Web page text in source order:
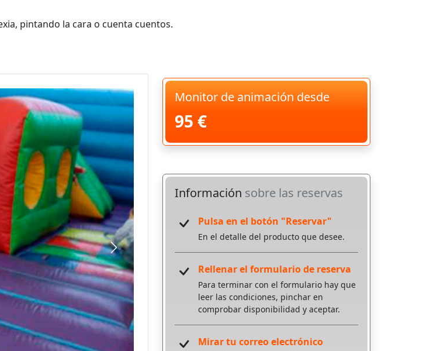
pintando la cara o cuenta cuentos.
Monitor de animación desde
95 €
Información sobre las reservas
Pulsa en el botón "Reservar"
En el detalle del producto que desee.
Rellenar el formulario de reserva
Para terminar con el formulario hay que
leer las condiciones, pinchar en
comprobar disponibilidad y aceptar.
Mirar tu correo electrónico